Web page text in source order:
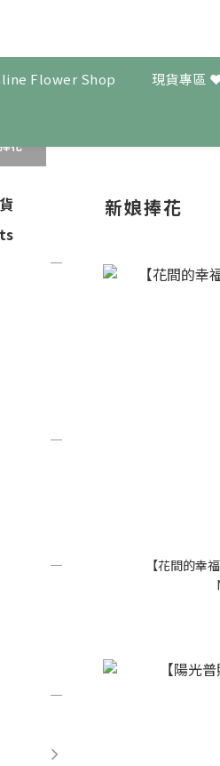
Flower Shop 現貨專區
花
新娘捧花
【花間的幸